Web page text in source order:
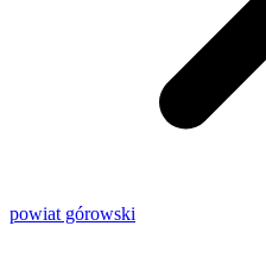
powiat górowski